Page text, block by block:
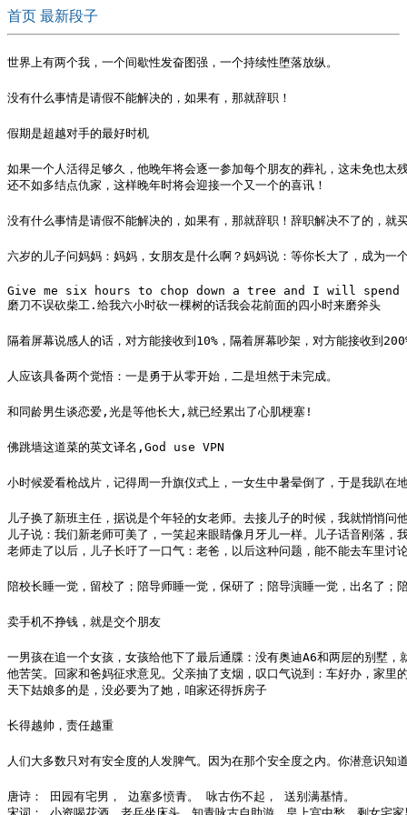
首页 最新段子
世界上有两个我，一个间歇性发奋图强，一个持续性堕落放纵。
没有什么事情是请假不能解决的，如果有，那就辞职！
假期是超越对手的最好时机
如果一个人活得足够久，他晚年将会逐一参加每个朋友的葬礼，这未免也太
还不如多结点仇家，这样晚年时将会迎接一个又一个的喜讯！
没有什么事情是请假不能解决的，如果有，那就辞职！辞职解决不了的，就
六岁的儿子问妈妈：妈妈，女朋友是什么啊？妈妈说：等你长大了，成为
Give me six hours to chop down a tree and I will
磨刀不误砍柴工.给我六小时砍一棵树的话我会花前面的四小时来磨斧头
隔着屏幕说感人的话，对方能接收到10%，隔着屏幕吵架，对方能接收到
人应该具备两个觉悟：一是勇于从零开始，二是坦然于未完成。
和同龄男生谈恋爱,光是等他长大,就已经累出了心肌梗塞!
佛跳墙这道菜的英文译名,God use VPN
小时候爱看枪战片，记得周一升旗仪式上，一女生中暑晕倒了，于是我趴
儿子换了新班主任，据说是个年轻的女老师。去接儿子的时候，我就悄悄问
儿子说：我们新老师可美了，一笑起来眼睛像月牙儿一样。儿子话音刚落
老师走了以后，儿子长吁了一口气：老爸，以后这种问题，能不能去车里讨
陪校长睡一觉，留校了；陪导师睡一觉，保研了；陪导演睡一觉，出名了
卖手机不挣钱，就是交个朋友
一男孩在追一个女孩，女孩给他下了最后通牒：没有奥迪A6和两层的别墅，
他苦笑。回家和爸妈征求意见。父亲抽了支烟，叹口气说到：车好办，家
天下姑娘多的是，没必要为了她，咱家还得拆房子
长得越帅，责任越重
人们大多数只对有安全度的人发脾气。因为在那个安全度之内。你潜意识知
唐诗： 田园有宅男， 边塞多愤青。 咏古伤不起， 送别满基情。